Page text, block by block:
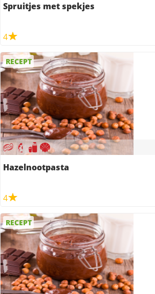
Spruitjes met spekjes
4
RECEPT
Hazelnootpasta
4
RECEPT